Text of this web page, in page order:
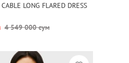
LONG FLARED DRESS
4 549 000 сум